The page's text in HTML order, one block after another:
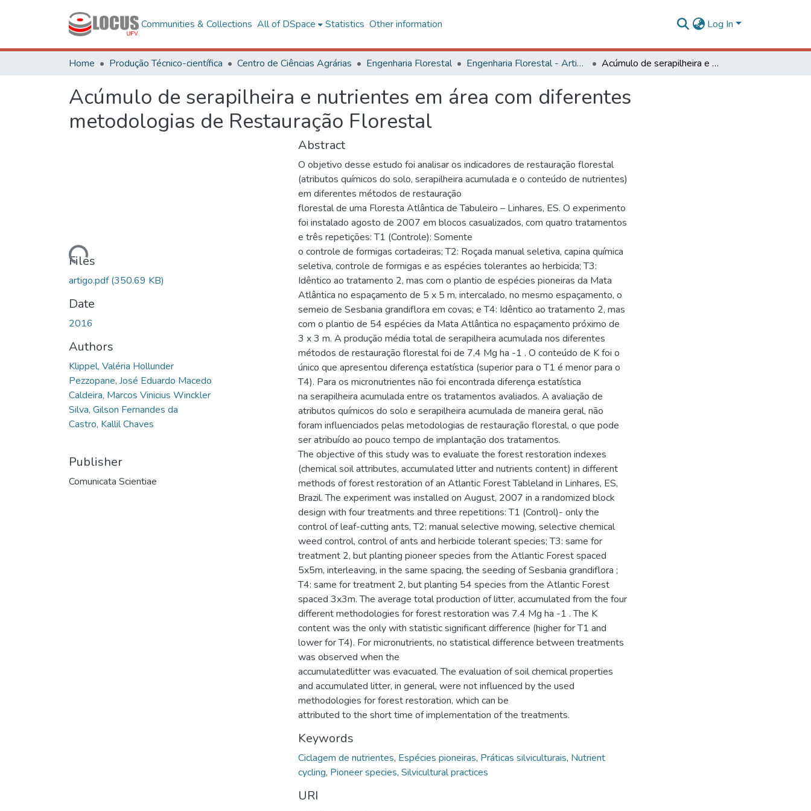
Communities & Collections All of DSpace Statistics Other information Log In
Home Produção Técnico-científica Centro de Ciências Agrárias Engenharia Florestal Engenharia Florestal - Artigos Acúmulo de serapilheira e nutrientes em área com diferentes metodologias de Restauração Florestal
Acúmulo de serapilheira e nutrientes em área com diferentes
metodologias de Restauração Florestal
Loading...
Files
artigo.pdf(350.69 KB)
Date
2016
Authors
Klippel, Valéria Hollunder
Pezzopane, José Eduardo Macedo
Caldeira, Marcos Vinicius Winckler
Silva, Gilson Fernandes da
Castro, Kallil Chaves
Publisher
Comunicata Scientiae
Abstract
O objetivo desse estudo foi analisar os indicadores de restauração florestal
(atributos químicos do solo, serapilheira acumulada e o conteúdo de nutrientes)
em diferentes métodos de restauração
florestal de uma Floresta Atlântica de Tabuleiro – Linhares, ES. O experimento
foi instalado agosto de 2007 em blocos casualizados, com quatro tratamentos
e três repetições: T1 (Controle): Somente
o controle de formigas cortadeiras; T2: Roçada manual seletiva, capina química
seletiva, controle de formigas e as espécies tolerantes ao herbicida; T3:
Idêntico ao tratamento 2, mas com o plantio de espécies pioneiras da Mata
Atlântica no espaçamento de 5 x 5 m, intercalado, no mesmo espaçamento, o
semeio de Sesbania grandiflora em covas; e T4: Idêntico ao tratamento 2, mas
com o plantio de 54 espécies da Mata Atlântica no espaçamento próximo de
3 x 3 m. A produção média total de serapilheira acumulada nos diferentes
métodos de restauração florestal foi de 7,4 Mg ha -1 . O conteúdo de K foi o
único que apresentou diferença estatística (superior para o T1 é menor para o
T4). Para os micronutrientes não foi encontrada diferença estatística
na serapilheira acumulada entre os tratamentos avaliados. A avaliação de
atributos químicos do solo e serapilheira acumulada de maneira geral, não
foram influenciados pelas metodologias de restauração florestal, o que pode
ser atribuído ao pouco tempo de implantação dos tratamentos.
The objective of this study was to evaluate the forest restoration indexes
(chemical soil attributes, accumulated litter and nutrients content) in different
methods of forest restoration of an Atlantic Forest Tableland in Linhares, ES,
Brazil. The experiment was installed on August, 2007 in a randomized block
design with four treatments and three repetitions: T1 (Control)- only the
control of leaf-cutting ants, T2: manual selective mowing, selective chemical
weed control, control of ants and herbicide tolerant species; T3: same for
treatment 2, but planting pioneer species from the Atlantic Forest spaced
5x5m, interleaving, in the same spacing, the seeding of Sesbania grandiflora ;
T4: same for treatment 2, but planting 54 species from the Atlantic Forest
spaced 3x3m. The average total production of litter, accumulated from the four
different methodologies for forest restoration was 7.4 Mg ha -1 . The K
content was the only with statistic significant difference (higher for T1 and
lower for T4). For micronutrients, no statistical difference between treatments
was observed when the
accumulatedlitter was evacuated. The evaluation of soil chemical properties
and accumulated litter, in general, were not influenced by the used
methodologies for forest restoration, which can be
attributed to the short time of implementation of the treatments.
Keywords
Ciclagem de nutrientes, Espécies pioneiras, Práticas silviculturais, Nutrient
cycling, Pioneer species, Silvicultural practices
URI